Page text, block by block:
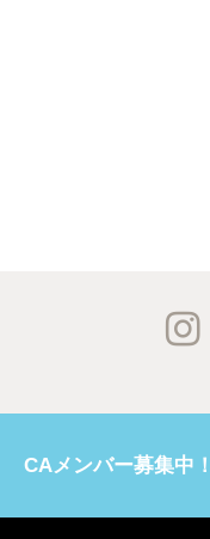
CAメンバー募集中！